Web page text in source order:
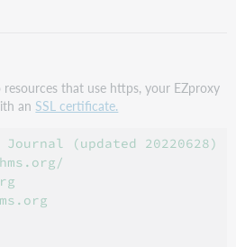
that use https, your EZproxy
an SSL certificate.
(updated 20220628)